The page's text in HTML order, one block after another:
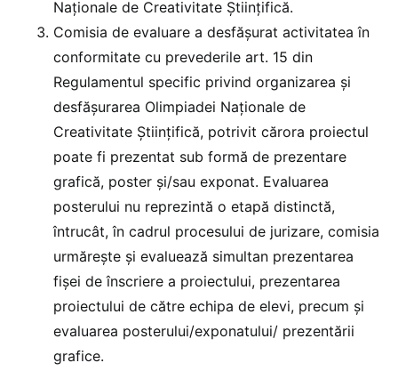
Naționale de Creativitate Ştiințifică.
Comisia de evaluare a desfășurat activitatea în
conformitate cu prevederile art. 15 din
Regulamentul specific privind organizarea și
desfășurarea Olimpiadei Naționale de
Creativitate Științifică, potrivit cărora proiectul
poate fi prezentat sub formă de prezentare
grafică, poster și/sau exponat. Evaluarea
posterului nu reprezintă o etapă distinctă,
întrucât, în cadrul procesului de jurizare, comisia
urmăreşte și evaluează simultan prezentarea
fișei de înscriere a proiectului, prezentarea
proiectului de către echipa de elevi, precum și
evaluarea posterului/exponatului/ prezentării
grafice.